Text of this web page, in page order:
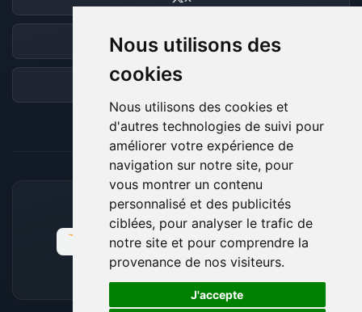
Nous utilisons des
cookies
Nous utilisons des cookies et
d'autres technologies de suivi pour
améliorer votre expérience de
navigation sur notre site, pour
vous montrer un contenu
personnalisé et des publicités
ciblées, pour analyser le trafic de
notre site et pour comprendre la
provenance de nos visiteurs.
J'accepte
Discord
Forum
MOYENS DE PAIEMENT ACCEPTÉS
🍪